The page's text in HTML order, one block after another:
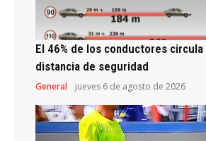
El 46% de los conductores
distancia de seguridad
General jueves 6 de agosto de 2026